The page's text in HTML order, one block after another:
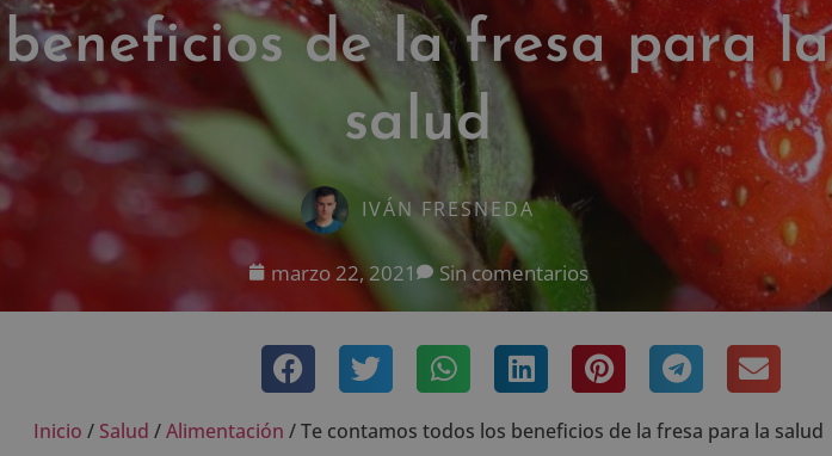
beneficios de la fresa para la
salud
IVÁN FRESNEDA
marzo 22, 2021 Sin comentarios
Inicio / Salud /Alimentación /Te contamos todos los beneficios de la fresa para la salud